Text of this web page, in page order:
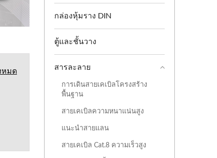
หมด
กล่องหุ้มราง DIN
ตู้และชั้นวาง
สารละลาย
การเดินสายเคเบิลโครงสร้าง
พื้นฐาน
สายเคเบิลความหนาแน่นสูง
แนะนำสายแลน
สายเคเบิล Cat.8 ความเร็วสูง